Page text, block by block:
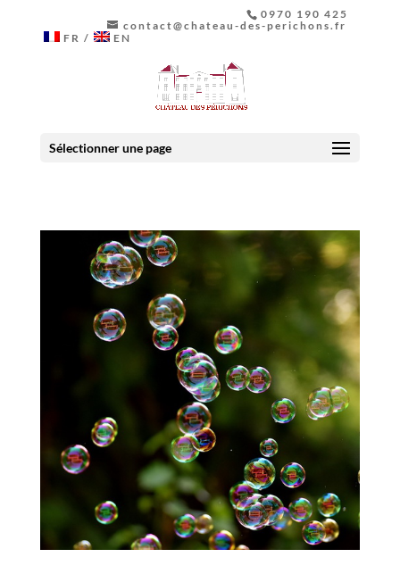
0970 190 425
contact@chateau-des-perichons.fr
FR
EN
Sélectionner une page